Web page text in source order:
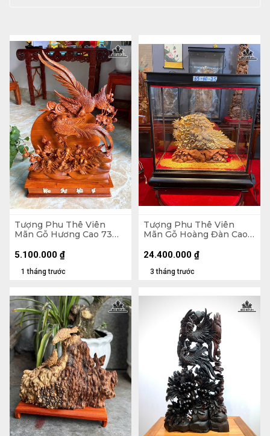
Tượng Phu Thê Viên
Mãn Gỗ Hương Cao 73
1 tháng trước
5.100.000 ₫
Tượng Phu Thê Viên
Mãn Gỗ Hoàng Đàn Cao
Tủ Cao 60 Ngang 55 Sâu
3 tháng trước
24.400.000 ₫